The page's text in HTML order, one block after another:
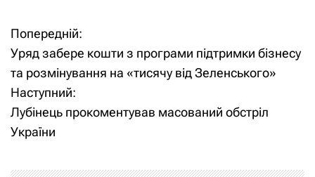
Н
а
в
і
Попередній:
Уряд забере кошти з програми підтримки бізнесу
та розмінування на «тисячу від Зеленського»
Наступний:
Лубінець прокоментував масований обстріл
України